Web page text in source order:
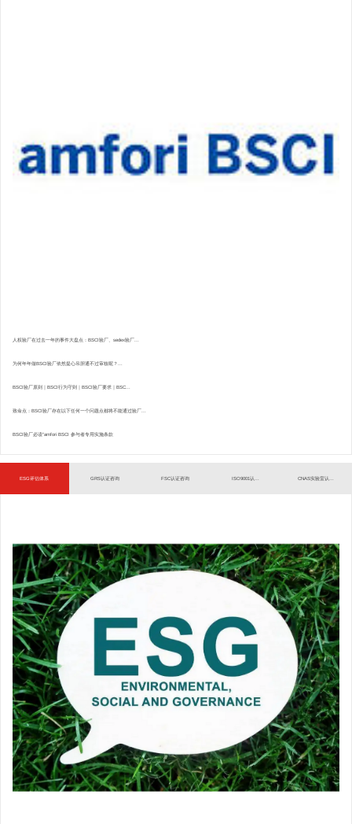
人权验厂在过去一年的事件大盘点：BSCI验厂、sedex验厂...
为何年年做BSCI验厂依然提心吊胆通不过审核呢？...
BSCI验厂原则｜BSCI行为守则｜BSCI验厂要求｜BSC...
致命点：BSCI验厂存在以下任何一个问题点都将不能通过验厂...
BSCI验厂必读”amfori BSCI 参与者专用实施条款
ESG评估体系 GRS认证咨询 FSC认证咨询 ISO9001认... CNAS实验室认...